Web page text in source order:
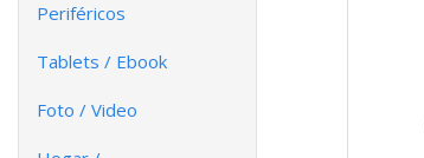
Periféricos
Tablets / Ebook
Foto / Video